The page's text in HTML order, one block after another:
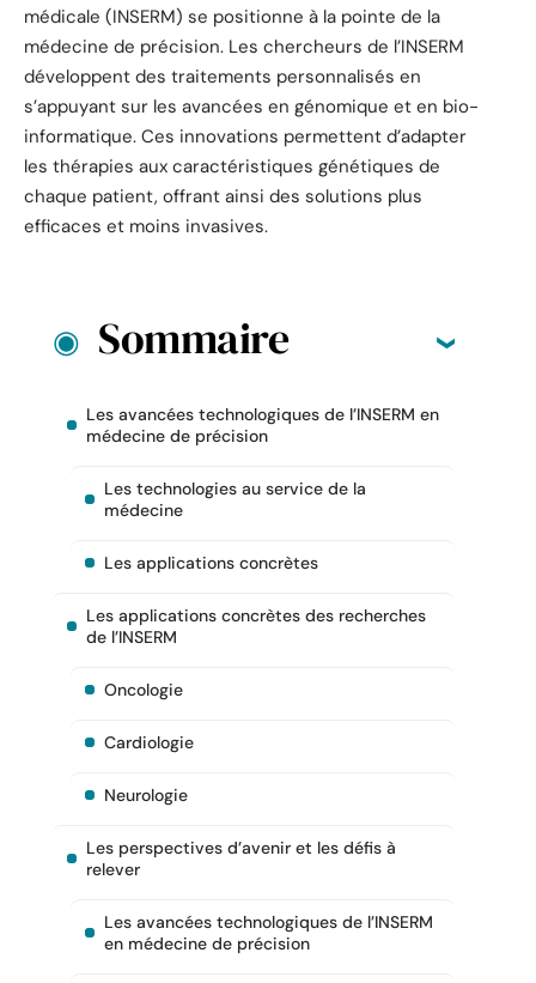
médicale (INSERM) se positionne à la pointe de la
médecine de précision. Les chercheurs de l’INSERM
développent des traitements personnalisés en
s’appuyant sur les avancées en génomique et en bio-
informatique. Ces innovations permettent d’adapter
les thérapies aux caractéristiques génétiques de
chaque patient, offrant ainsi des solutions plus
efficaces et moins invasives.
Sommaire
Les avancées technologiques de l’INSERM en
médecine de précision
Les technologies au service de la
médecine
Les applications concrètes
Les applications concrètes des recherches
de l’INSERM
Oncologie
Cardiologie
Neurologie
Les perspectives d’avenir et les défis à
relever
Les avancées technologiques de l’INSERM
en médecine de précision